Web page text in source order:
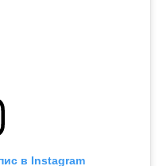
в Instagram